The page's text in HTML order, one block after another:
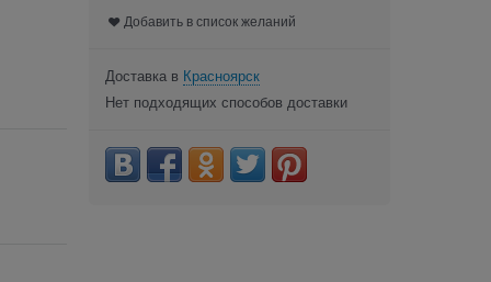
Добавить в список желаний
Доставка в Красноярск
Нет подходящих способов доставки